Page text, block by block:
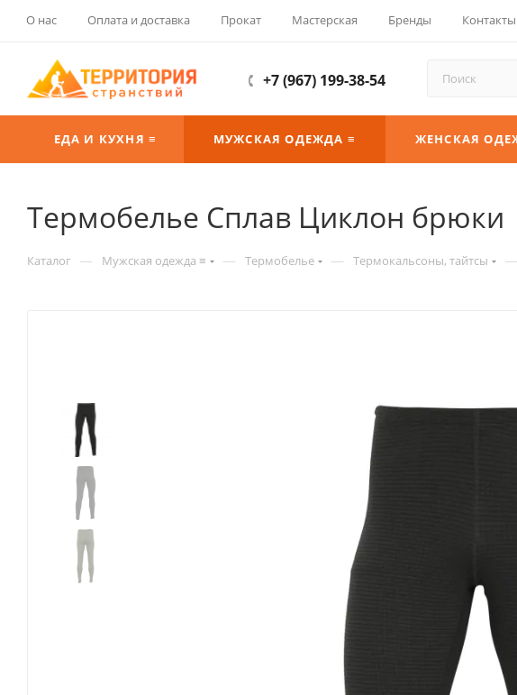
О нас Оплата и доставка Прокат Мастерская Бренды Контакты
+7 (967) 199-38-54
ЕДА И КУХНЯ ≡ МУЖСКАЯ ОДЕЖДА ≡ ЖЕНСКАЯ
Термобелье Сплав Циклон брюки
Каталог — Мужская одежда ≡ — Термобелье — Термокальсоны, тайтсы —